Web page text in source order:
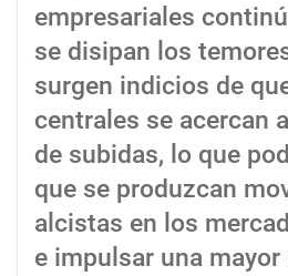
empresariales
se disipan los
surgen indicios de
centrales se acercan
de subidas, lo que
que se produzcan
alcistas en los
e impulsar una